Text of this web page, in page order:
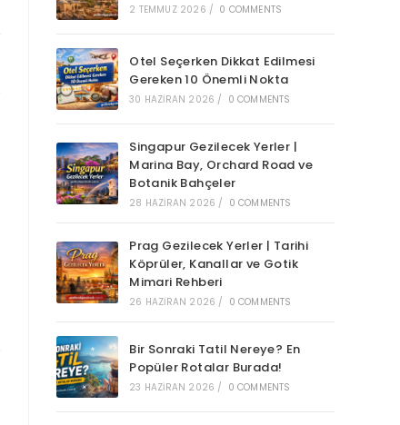
2 TEMMUZ 2026 / 0 COMMENTS
Otel Seçerken Dikkat Edilmesi
Gereken 10 Önemli Nokta
30 HAZIRAN 2026 / 0 COMMENTS
Singapur Gezilecek Yerler |
Marina Bay, Orchard Road ve
Botanik Bahçeler
28 HAZIRAN 2026 / 0 COMMENTS
Prag Gezilecek Yerler | Tarihi
Köprüler, Kanallar ve Gotik
Mimari Rehberi
26 HAZIRAN 2026 / 0 COMMENTS
Bir Sonraki Tatil Nereye? En
Popüler Rotalar Burada!
23 HAZIRAN 2026 / 0 COMMENTS